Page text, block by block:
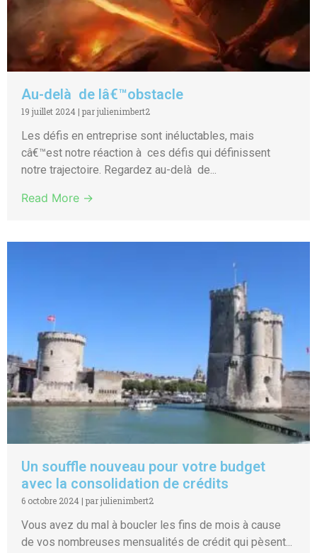
Au-delà de lâ€™obstacle
19 juillet 2024 | par julienimbert2
Les défis en entreprise sont inéluctables, mais
câ€™est notre réaction à ces défis qui définissent
notre trajectoire. Regardez au-delà de...
Read More →
Un souffle nouveau pour votre budget
avec la consolidation de crédits
6 octobre 2024 | par julienimbert2
Vous avez du mal à boucler les fins de mois à cause
de vos nombreuses mensualités de crédit qui pèsent...